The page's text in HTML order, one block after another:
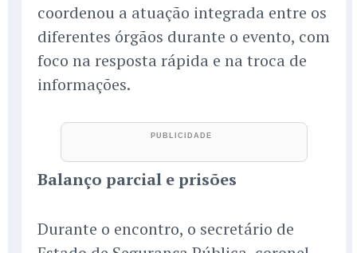
coordenou a atuação integrada entre os
diferentes órgãos durante o evento, com
foco na resposta rápida e na troca de
informações.
Balanço parcial e prisões
Durante o encontro, o secretário de